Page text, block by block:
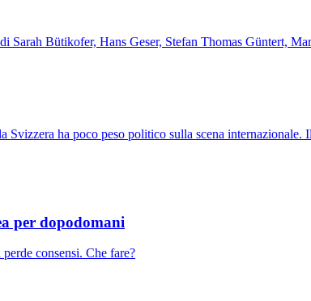
Sarah Bütikofer, Hans Geser, Stefan Thomas Güntert,
Svizzera ha poco peso politico sulla scena
per dopodomani
consensi. Che fare?